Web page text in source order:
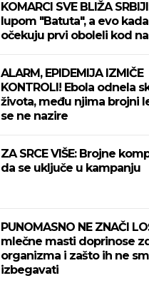
KOMARCI SVE BLIŽA
lupom "Batuta", a evo
očekuju prvi oboleli kod
ALARM, EPIDEMIJA IZMIČE
KONTROLI! Ebola odnela
života, među njima brojni
se ne nazire
ZA SRCE VIŠE: Brojne
da se uključe u kampanju
PUNOMASNO NE ZNAČI
mlečne masti doprinose
organizma i zašto ih ne
izbegavati